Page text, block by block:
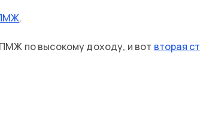
.
по высокому доходу, и вот вторая